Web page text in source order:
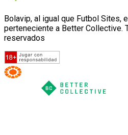
Bolavip, al igual que Futbol Sites,
perteneciente a Better Collective.
reservados